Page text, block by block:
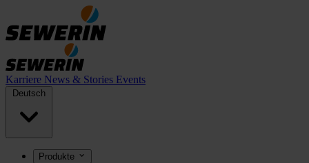
Karriere News & Stories Events
Deutsch
Produkte